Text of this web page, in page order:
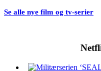
Se alle nye film og tv-serier